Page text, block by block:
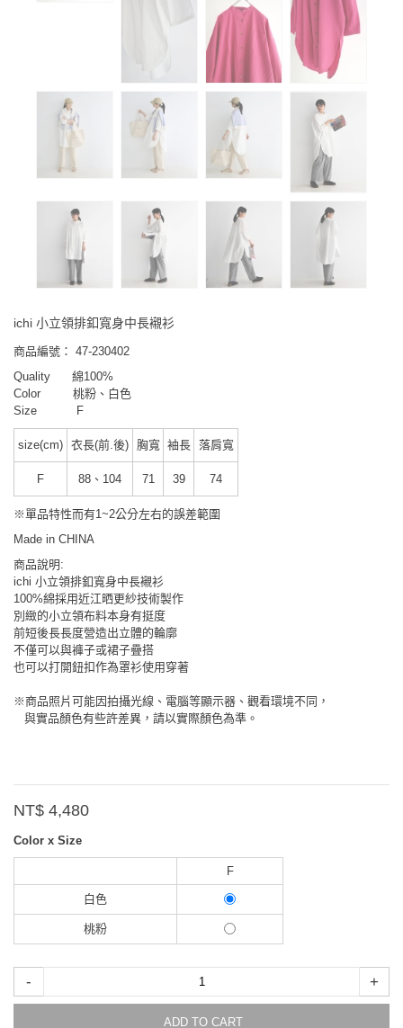
ichi 小立領排釦寬身中長襯衫
商品編號： 47-230402
Quality 綿100%
Color 桃粉、白色
Size F
size(cm) 衣長(前.後) 胸寬 袖長 落肩寬
F 88、104 71 39 74
※單品特性而有1~2公分左右的誤差範圍
Made in CHINA
商品說明:
ichi 小立領排釦寬身中長襯衫
100%綿採用近江晒更紗技術製作
別緻的小立領布料本身有挺度
前短後長長度營造出立體的輪廓
不僅可以與褲子或裙子疊搭
也可以打開鈕扣作為罩衫使用穿著
※商品照片可能因拍攝光線、電腦等顯示器、觀看環境不同，
與實品顏色有些許差異，請以實際顏色為準。
NT$ 4,480
Color x Size
F
白色
桃粉
- +
ADD TO CART